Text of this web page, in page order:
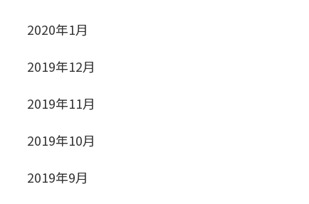
2020年1月
2019年12月
2019年11月
2019年10月
2019年9月